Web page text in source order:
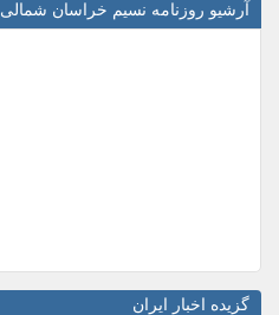
آرشیو روزنامه نسیم خراسان شمالی
گزیده اخبار ایران